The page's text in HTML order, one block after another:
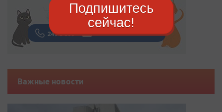
Важные новости
Подпишитесь
сейчас!